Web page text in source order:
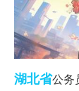
湖北省公务